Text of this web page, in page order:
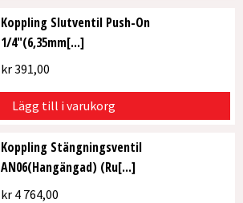
Koppling Slutventil Push-On
1/4″(6,35mm[...]
kr391,00
Lägg till i varukorg
Koppling Stängningsventil
AN06(Hangängad) (Ru[...]
kr4 764,00